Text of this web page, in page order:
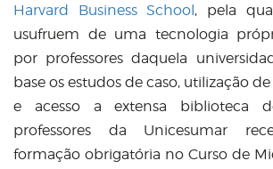
Harvard Business School, pela
usufruem de uma tecnologia
por professores daquela
base os estudos de caso, utilização
e acesso a extensa biblioteca
professores da Unicesumar
formação obrigatória no Curso de